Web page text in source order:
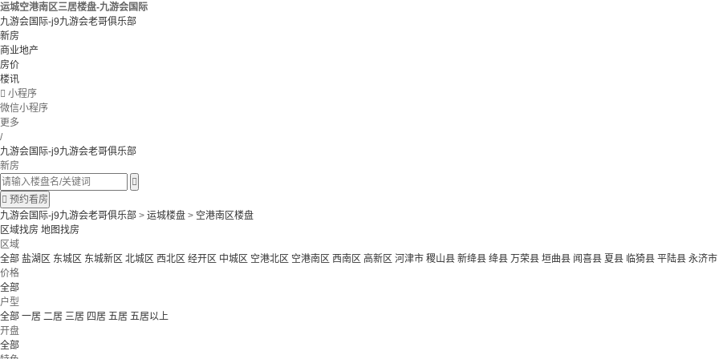
运城空港南区三居楼盘-九游会国际
九游会国际-j9九游会老哥俱乐部
新房
商业地产
房价
楼讯
 小程序
微信小程序
更多
/
九游会国际-j9九游会老哥俱乐部
新房

 预约看房
九游会国际-j9九游会老哥俱乐部 > 运城楼盘 > 空港南区楼盘
区域找房 地图找房
区域
全部 盐湖区 东城区 东城新区 北城区 西北区 经开区 中城区 空港北区 空港南区 西南区 高新区 河津市 稷山县 新绛县 绛县 万荣县 垣曲县 闻喜县 夏县 临猗县 平陆县 永济市
价格
全部
户型
全部 一居 二居 三居 四居 五居 五居以上
开盘
全部